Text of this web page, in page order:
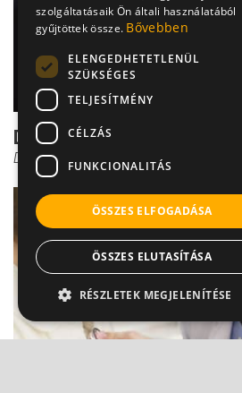
Dr. Mucsi: Május 4. az
Dr. Mucsi János
szolgáltatásaik Ön általi használatából
gyűjtöttek össze. Bővebben
ELENGEDHETETLENÜL
SZÜKSÉGES
TELJESÍTMÉNY
CÉLZÁS
FUNKCIONALITÁS
ÖSSZES ELFOGADÁSA
ÖSSZES ELUTASÍTÁSA
RÉSZLETEK MEGJELENÍTÉSE